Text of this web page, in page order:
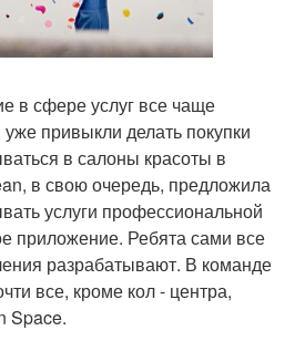
в сфере услуг все чаще
привыкли делать покупки
в салоны красоты в
в свою очередь, предложила
услуги профессиональной
приложение. Ребята сами все
разрабатывают. В команде
все, кроме кол - центра,
Space.